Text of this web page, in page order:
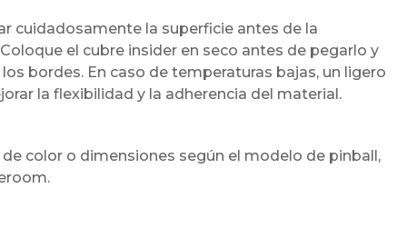
cuidadosamente la superficie antes de la
el cubre insider en seco antes de pegarlo y
bordes. En caso de temperaturas bajas, un ligero
la flexibilidad y la adherencia del material.
color o dimensiones según el modelo de pinball,